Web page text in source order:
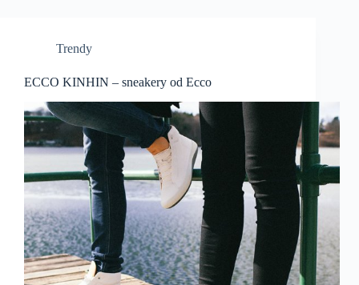
Trendy
ECCO KINHIN – sneakery od Ecco